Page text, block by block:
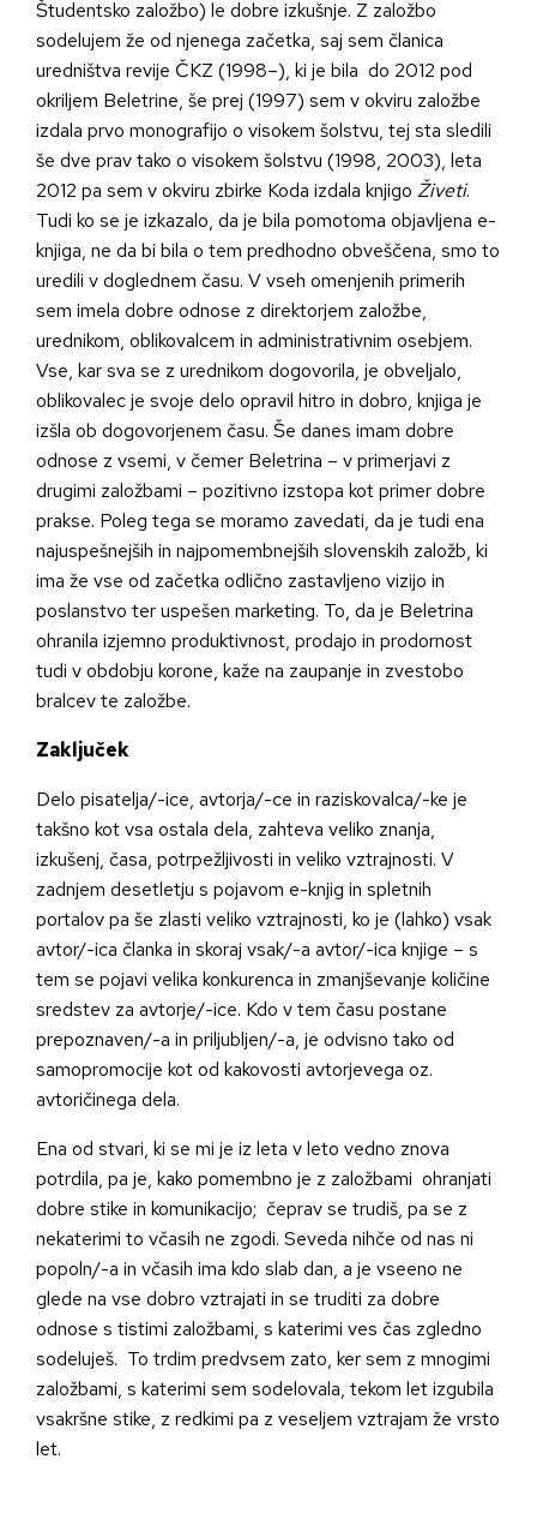
Študentsko založbo) le dobre izkušnje. Z založbo
sodelujem že od njenega začetka, saj sem članica
uredništva revije ČKZ (1998–), ki je bila do 2012 pod
okriljem Beletrine, še prej (1997) sem v okviru založbe
izdala prvo monografijo o visokem šolstvu, tej sta sledili
še dve prav tako o visokem šolstvu (1998, 2003), leta
2012 pa sem v okviru zbirke Koda izdala knjigo Živeti.
Tudi ko se je izkazalo, da je bila pomotoma objavljena e-
knjiga, ne da bi bila o tem predhodno obveščena, smo to
uredili v doglednem času. V vseh omenjenih primerih
sem imela dobre odnose z direktorjem založbe,
urednikom, oblikovalcem in administrativnim osebjem.
Vse, kar sva se z urednikom dogovorila, je obveljalo,
oblikovalec je svoje delo opravil hitro in dobro, knjiga je
izšla ob dogovorjenem času. Še danes imam dobre
odnose z vsemi, v čemer Beletrina – v primerjavi z
drugimi založbami – pozitivno izstopa kot primer dobre
prakse. Poleg tega se moramo zavedati, da je tudi ena
najuspešnejših in najpomembnejših slovenskih založb, ki
ima že vse od začetka odlično zastavljeno vizijo in
poslanstvo ter uspešen marketing. To, da je Beletrina
ohranila izjemno produktivnost, prodajo in prodornost
tudi v obdobju korone, kaže na zaupanje in zvestobo
bralcev te založbe.
Zaključek
Delo pisatelja/-ice, avtorja/-ce in raziskovalca/-ke je
takšno kot vsa ostala dela, zahteva veliko znanja,
izkušenj, časa, potrpežljivosti in veliko vztrajnosti. V
zadnjem desetletju s pojavom e-knjig in spletnih
portalov pa še zlasti veliko vztrajnosti, ko je (lahko) vsak
avtor/-ica članka in skoraj vsak/-a avtor/-ica knjige – s
tem se pojavi velika konkurenca in zmanjševanje količine
sredstev za avtorje/-ice. Kdo v tem času postane
prepoznaven/-a in priljubljen/-a, je odvisno tako od
samopromocije kot od kakovosti avtorjevega oz.
avtoričinega dela.
Ena od stvari, ki se mi je iz leta v leto vedno znova
potrdila, pa je, kako pomembno je z založbami ohranjati
dobre stike in komunikacijo; čeprav se trudiš, pa se z
nekaterimi to včasih ne zgodi. Seveda nihče od nas ni
popoln/-a in včasih ima kdo slab dan, a je vseeno ne
glede na vse dobro vztrajati in se truditi za dobre
odnose s tistimi založbami, s katerimi ves čas zgledno
sodeluješ. To trdim predvsem zato, ker sem z mnogimi
založbami, s katerimi sem sodelovala, tekom let izgubila
vsakršne stike, z redkimi pa z veseljem vztrajam že vrsto
let.